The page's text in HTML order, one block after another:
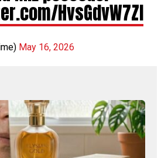
HvsGdvW7ZI
May 16, 2026